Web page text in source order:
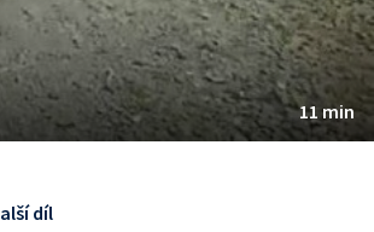
11 min
díl